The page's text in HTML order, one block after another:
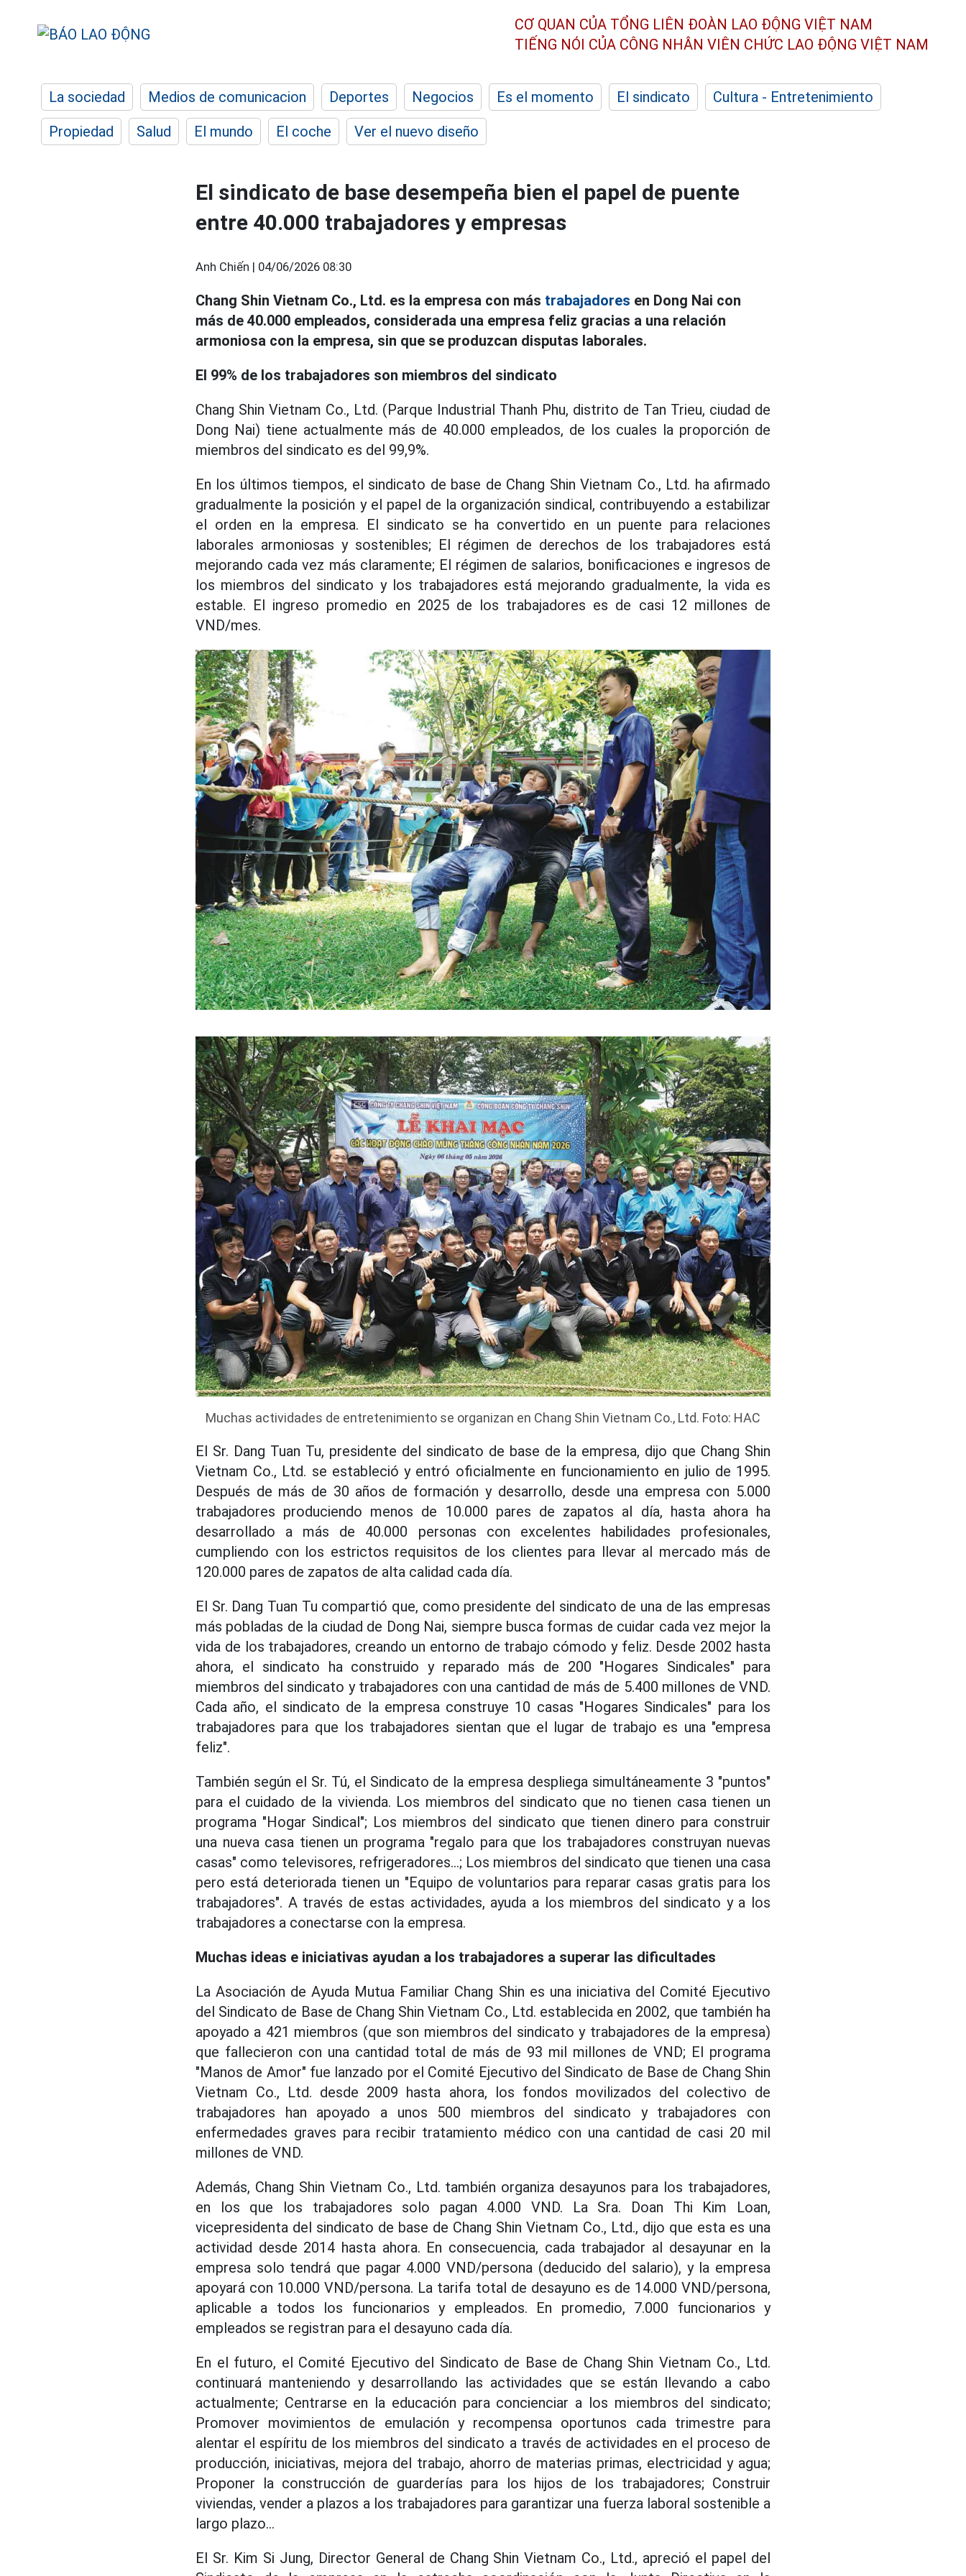
CƠ QUAN CỦA TỔNG LIÊN ĐOÀN LAO ĐỘNG VIỆT NAM
TIẾNG NÓI CỦA CÔNG NHÂN VIÊN CHỨC LAO ĐỘNG VIỆT NAM
La sociedad Medios de comunicacion Deportes Negocios Es el momento El sindicato
Cultura - Entretenimiento
Propiedad
Salud El mundo El coche Ver el nuevo diseño
El sindicato de base desempeña bien el papel de puente
entre 40.000 trabajadores y empresas
Anh Chiến | 04/06/2026 08:30
Chang Shin Vietnam Co., Ltd. es la empresa con más trabajadores en Dong Nai con
más de 40.000 empleados, considerada una empresa feliz gracias a una relación
armoniosa con la empresa, sin que se produzcan disputas laborales.
El 99% de los trabajadores son miembros del sindicato
Chang Shin Vietnam Co., Ltd. (Parque Industrial Thanh Phu, distrito de Tan Trieu, ciudad de
Dong Nai) tiene actualmente más de 40.000 empleados, de los cuales la proporción de
miembros del sindicato es del 99,9%.
En los últimos tiempos, el sindicato de base de Chang Shin Vietnam Co., Ltd. ha afirmado
gradualmente la posición y el papel de la organización sindical, contribuyendo a estabilizar
el orden en la empresa. El sindicato se ha convertido en un puente para relaciones
laborales armoniosas y sostenibles; El régimen de derechos de los trabajadores está
mejorando cada vez más claramente; El régimen de salarios, bonificaciones e ingresos de
los miembros del sindicato y los trabajadores está mejorando gradualmente, la vida es
estable. El ingreso promedio en 2025 de los trabajadores es de casi 12 millones de
VND/mes.
Muchas actividades de entretenimiento se organizan en Chang Shin Vietnam Co., Ltd. Foto: HAC
El Sr. Dang Tuan Tu, presidente del sindicato de base de la empresa, dijo que Chang Shin
Vietnam Co., Ltd. se estableció y entró oficialmente en funcionamiento en julio de 1995.
Después de más de 30 años de formación y desarrollo, desde una empresa con 5.000
trabajadores produciendo menos de 10.000 pares de zapatos al día, hasta ahora ha
desarrollado a más de 40.000 personas con excelentes habilidades profesionales,
cumpliendo con los estrictos requisitos de los clientes para llevar al mercado más de
120.000 pares de zapatos de alta calidad cada día.
El Sr. Dang Tuan Tu compartió que, como presidente del sindicato de una de las empresas
más pobladas de la ciudad de Dong Nai, siempre busca formas de cuidar cada vez mejor la
vida de los trabajadores, creando un entorno de trabajo cómodo y feliz. Desde 2002 hasta
ahora, el sindicato ha construido y reparado más de 200 "Hogares Sindicales" para
miembros del sindicato y trabajadores con una cantidad de más de 5.400 millones de VND.
Cada año, el sindicato de la empresa construye 10 casas "Hogares Sindicales" para los
trabajadores para que los trabajadores sientan que el lugar de trabajo es una "empresa
feliz".
También según el Sr. Tú, el Sindicato de la empresa despliega simultáneamente 3 "puntos"
para el cuidado de la vivienda. Los miembros del sindicato que no tienen casa tienen un
programa "Hogar Sindical"; Los miembros del sindicato que tienen dinero para construir
una nueva casa tienen un programa "regalo para que los trabajadores construyan nuevas
casas" como televisores, refrigeradores...; Los miembros del sindicato que tienen una casa
pero está deteriorada tienen un "Equipo de voluntarios para reparar casas gratis para los
trabajadores". A través de estas actividades, ayuda a los miembros del sindicato y a los
trabajadores a conectarse con la empresa.
Muchas ideas e iniciativas ayudan a los trabajadores a superar las dificultades
La Asociación de Ayuda Mutua Familiar Chang Shin es una iniciativa del Comité Ejecutivo
del Sindicato de Base de Chang Shin Vietnam Co., Ltd. establecida en 2002, que también ha
apoyado a 421 miembros (que son miembros del sindicato y trabajadores de la empresa)
que fallecieron con una cantidad total de más de 93 mil millones de VND; El programa
"Manos de Amor" fue lanzado por el Comité Ejecutivo del Sindicato de Base de Chang Shin
Vietnam Co., Ltd. desde 2009 hasta ahora, los fondos movilizados del colectivo de
trabajadores han apoyado a unos 500 miembros del sindicato y trabajadores con
enfermedades graves para recibir tratamiento médico con una cantidad de casi 20 mil
millones de VND.
Además, Chang Shin Vietnam Co., Ltd. también organiza desayunos para los trabajadores,
en los que los trabajadores solo pagan 4.000 VND. La Sra. Doan Thi Kim Loan,
vicepresidenta del sindicato de base de Chang Shin Vietnam Co., Ltd., dijo que esta es una
actividad desde 2014 hasta ahora. En consecuencia, cada trabajador al desayunar en la
empresa solo tendrá que pagar 4.000 VND/persona (deducido del salario), y la empresa
apoyará con 10.000 VND/persona. La tarifa total de desayuno es de 14.000 VND/persona,
aplicable a todos los funcionarios y empleados. En promedio, 7.000 funcionarios y
empleados se registran para el desayuno cada día.
En el futuro, el Comité Ejecutivo del Sindicato de Base de Chang Shin Vietnam Co., Ltd.
continuará manteniendo y desarrollando las actividades que se están llevando a cabo
actualmente; Centrarse en la educación para concienciar a los miembros del sindicato;
Promover movimientos de emulación y recompensa oportunos cada trimestre para
alentar el espíritu de los miembros del sindicato a través de actividades en el proceso de
producción, iniciativas, mejora del trabajo, ahorro de materias primas, electricidad y agua;
Proponer la construcción de guarderías para los hijos de los trabajadores; Construir
viviendas, vender a plazos a los trabajadores para garantizar una fuerza laboral sostenible a
largo plazo...
El Sr. Kim Si Jung, Director General de Chang Shin Vietnam Co., Ltd., apreció el papel del